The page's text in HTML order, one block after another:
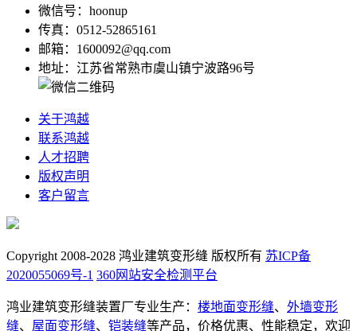
微信号：hoonup
传真：0512-52865161
邮箱：1600092@qq.com
地址：江苏省常熟市虞山镇宁波路96号
关于鸿越
联系鸿越
人才招聘
版权声明
客户留言
Copyright 2008-2028 鸿业建筑变形缝 版权所有 苏ICP备
2020055069号-1 360网站安全检测平台
鸿业建筑变形缝装置厂专业生产： 楼地面变形缝、 外墙变形
缝、 屋面变形缝、 铠装缝等产品，价格优惠、性能稳定，欢迎